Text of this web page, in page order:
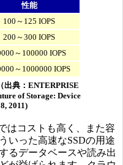
性能
100～125 IOPS
200～300 IOPS
～100000 IOPS
～1000000 IOPS
典：ENTERPRISE
of Storage: Device
2011)
はコストも高く、また容
いった高速なSSDの用途
るデータベースや読み出